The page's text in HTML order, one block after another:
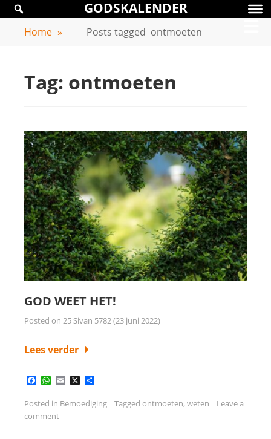
Skip
content
GODSKALENDER
GODSKALENDER
Home » Posts tagged ontmoeten
Tag: ontmoeten
GOD WEET HET!
Posted on 25 Sivan 5782 (23 juni 2022)
Lees verder
Facebook
WhatsApp
Email
X
Posted in Bemoediging Tagged ontmoeten, weten
Leave a
comment